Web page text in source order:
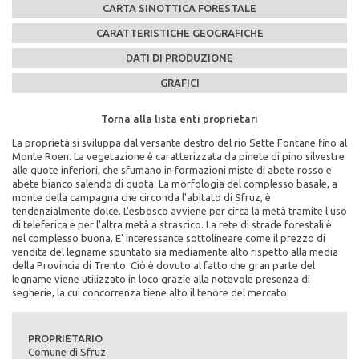
CARTA SINOTTICA FORESTALE
CARATTERISTICHE GEOGRAFICHE
DATI DI PRODUZIONE
GRAFICI
Torna alla lista enti proprietari
La proprietà si sviluppa dal versante destro del rio Sette Fontane fino al
Monte Roen. La vegetazione è caratterizzata da pinete di pino silvestre
alle quote inferiori, che sfumano in formazioni miste di abete rosso e
abete bianco salendo di quota. La morfologia del complesso basale, a
monte della campagna che circonda l'abitato di Sfruz, è
tendenzialmente dolce. L'esbosco avviene per circa la metà tramite l'uso
di teleferica e per l'altra metà a strascico. La rete di strade forestali è
nel complesso buona. E' interessante sottolineare come il prezzo di
vendita del legname spuntato sia mediamente alto rispetto alla media
della Provincia di Trento. Ciò è dovuto al fatto che gran parte del
legname viene utilizzato in loco grazie alla notevole presenza di
segherie, la cui concorrenza tiene alto il tenore del mercato.
PROPRIETARIO
Comune di Sfruz
Torna alla lista enti proprietari
Scarica la mappa sinottica forestale del comune di
Comune di Sfruz
cliccando qui
Torna alla lista enti proprietari
Caratteristiche Stazionali:
Altitudine Minima: 740
Altitudine Massima: 1960
Altitudine Prevalente: 1245
Esposizione: sud, sud/ovest
Caratteristiche Geologiche:
Substrato Geologico: calcari, calcari marnosi
Torna alla lista enti proprietari
PEFC n°:
PEFC/18-21-02/78
Scadenza del piano di assestamento:
2002-2011
Superficie di proprietà totale (in ettari):
706
Superficie della fustaia di produzione (in ettari):
589
abete rosso 53% abete bianco 16% larice 17% pino silvestre 14%
Torna alla lista enti proprietari
Massa legnosa ad ettaro: